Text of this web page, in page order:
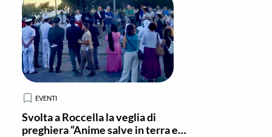
EVENTI
Svolta a Roccella la veglia di
preghiera “Anime salve in terra ed